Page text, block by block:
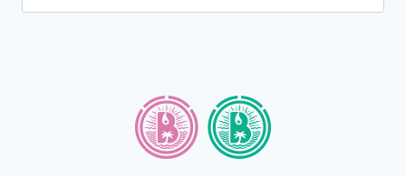
nach: